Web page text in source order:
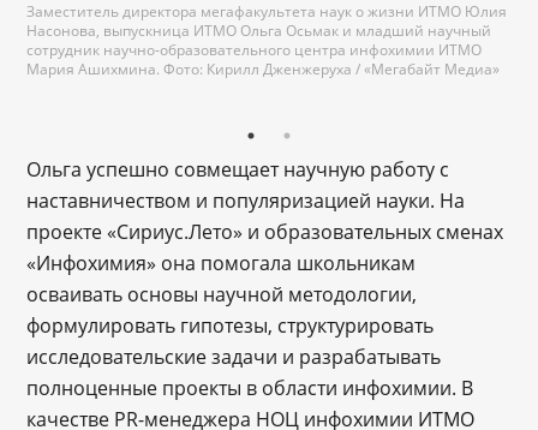
Заместитель директора мегафакультета наук о жизни ИТМО Юлия
Насонова, выпускница ИТМО Ольга Осьмак и младший научный
сотрудник научно-образовательного центра инфохимии ИТМО
Мария Ашихмина. Фото: Кирилл Дженжеруха / «Мегабайт Медиа»
Ольга успешно совмещает научную работу с
наставничеством и популяризацией науки. На
проекте «Сириус.Лето» и образовательных сменах
«Инфохимия» она помогала школьникам
осваивать основы научной методологии,
формулировать гипотезы, структурировать
исследовательские задачи и разрабатывать
полноценные проекты в области инфохимии. В
качестве PR-менеджера НОЦ инфохимии ИТМО